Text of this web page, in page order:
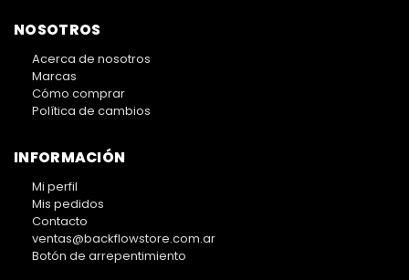
NOSOTROS
Acerca de nosotros
Marcas
Cómo comprar
Política de cambios
INFORMACIÓN
Mi perfil
Mis pedidos
Contacto
ventas@backflowstore.com.ar
Botón de arrepentimiento